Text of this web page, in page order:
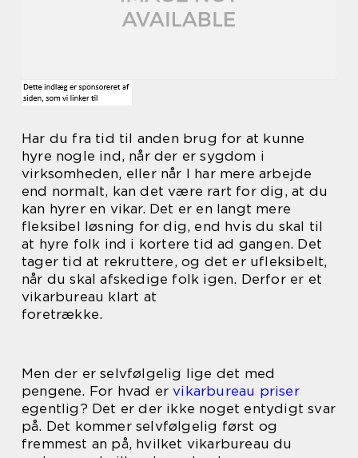
Har du fra tid til anden brug for at kunne
hyre nogle ind, når der er sygdom i
virksomheden, eller når I har mere arbejde
end normalt, kan det være rart for dig, at du
kan hyrer en vikar. Det er en langt mere
fleksibel løsning for dig, end hvis du skal til
at hyre folk ind i kortere tid ad gangen. Det
tager tid at rekruttere, og det er ufleksibelt,
når du skal afskedige folk igen. Derfor er et
vikarbureau klart at
foretrække.
Men der er selvfølgelig lige det med
pengene. For hvad ervikarbureau priser
egentlig? Det er der ikke noget entydigt svar
på. Det kommer selvfølgelig først og
fremmest an på, hvilket vikarbureau du